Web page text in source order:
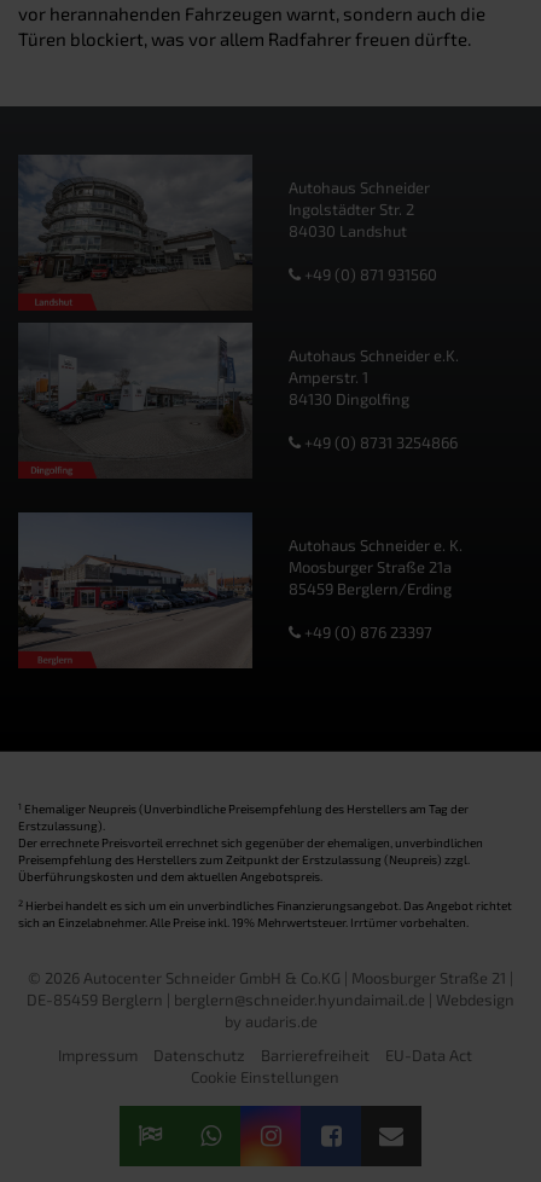
vor herannahenden Fahrzeugen warnt, sondern auch die
Türen blockiert, was vor allem Radfahrer freuen dürfte.
Autohaus Schneider
Ingolstädter Str. 2
84030 Landshut
+49 (0) 871 931560
Autohaus Schneider e.K.
Amperstr. 1
84130 Dingolfing
+49 (0) 8731 3254866
Autohaus Schneider e. K.
Moosburger Straße 21a
85459 Berglern/Erding
+49 (0) 876 23397
1 Ehemaliger Neupreis (Unverbindliche Preisempfehlung des Herstellers am Tag der
Erstzulassung).
Der errechnete Preisvorteil errechnet sich gegenüber der ehemaligen, unverbindlichen
Preisempfehlung des Herstellers zum Zeitpunkt der Erstzulassung (Neupreis) zzgl.
Überführungskosten und dem aktuellen Angebotspreis.
2 Hierbei handelt es sich um ein unverbindliches Finanzierungsangebot. Das Angebot richtet
sich an Einzelabnehmer. Alle Preise inkl. 19% Mehrwertsteuer. Irrtümer vorbehalten.
© 2026 Autocenter Schneider GmbH & Co.KG | Moosburger Straße 21 |
DE-85459 Berglern | berglern@schneider.hyundaimail.de | Webdesign
by audaris.de
Impressum
Datenschutz Barrierefreiheit
EU-Data Act
Cookie Einstellungen